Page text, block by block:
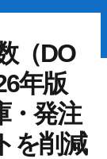
（DO
年版
・発注
を削減